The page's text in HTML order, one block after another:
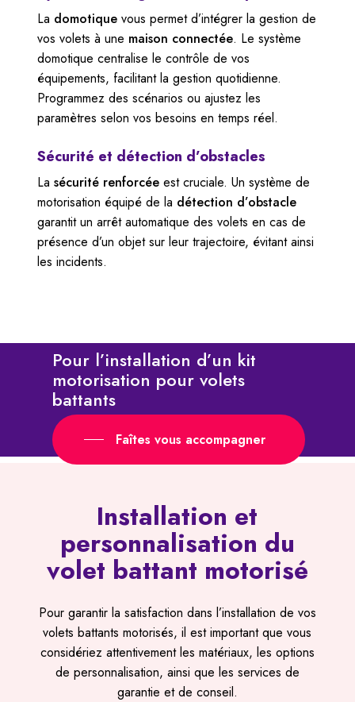
La domotiquevous permet d’intégrer la gestion de
vos volets à une maison connectée. Le système
domotique centralise le contrôle de vos
équipements, facilitant la gestion quotidienne.
Programmez des scénarios ou ajustez les
paramètres selon vos besoins en temps réel.
Sécurité et détection d’obstacles
La sécurité renforcéeest cruciale. Un système de
motorisation équipé de la détection d’obstacle
garantit un arrêt automatique des volets en cas de
présence d’un objet sur leur trajectoire, évitant ainsi
les incidents.
Pour l’installation d’un kit
motorisation pour volets
battants
Faîtes vous accompagner
Installation et
personnalisation du
volet battant motorisé
Pour garantir la satisfaction dans l’installation de vos
volets battants motorisés, il est important que vous
considériez attentivement les matériaux, les options
de personnalisation, ainsi que les services de
garantie et de conseil.